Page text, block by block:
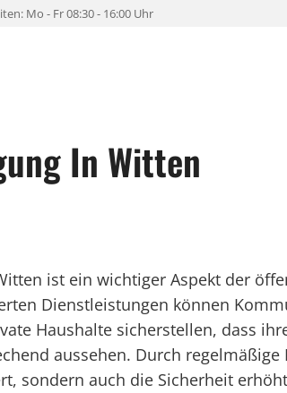
Mo - Fr 08:30 - 16:00 Uhr
In Witten
ist ein wichtiger Aspekt der
Dienstleistungen können
Haushalte sicherstellen, dass
aussehen. Durch
sondern auch die Sicherheit